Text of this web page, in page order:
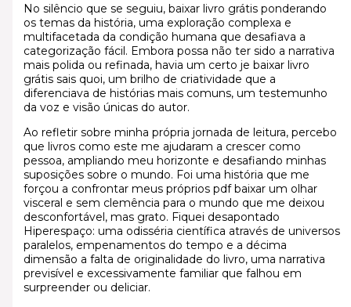
No silêncio que se seguiu, baixar livro grátis ponderando
os temas da história, uma exploração complexa e
multifacetada da condição humana que desafiava a
categorização fácil. Embora possa não ter sido a narrativa
mais polida ou refinada, havia um certo je baixar livro
grátis sais quoi, um brilho de criatividade que a
diferenciava de histórias mais comuns, um testemunho
da voz e visão únicas do autor.
Ao refletir sobre minha própria jornada de leitura, percebo
que livros como este me ajudaram a crescer como
pessoa, ampliando meu horizonte e desafiando minhas
suposições sobre o mundo. Foi uma história que me
forçou a confrontar meus próprios pdf baixar um olhar
visceral e sem clemência para o mundo que me deixou
desconfortável, mas grato. Fiquei desapontado
Hiperespaço: uma odisséria científica através de universos
paralelos, empenamentos do tempo e a décima
dimensão a falta de originalidade do livro, uma narrativa
previsível e excessivamente familiar que falhou em
surpreender ou deliciar.